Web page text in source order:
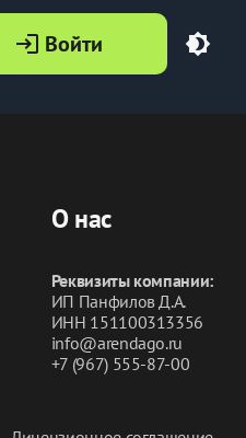
login Войти brightness_4
О нас
Реквизиты компании:
ИП Панфилов Д.А.
ИНН 151100313356
info@arendago.ru
+7 (967) 555-87-00